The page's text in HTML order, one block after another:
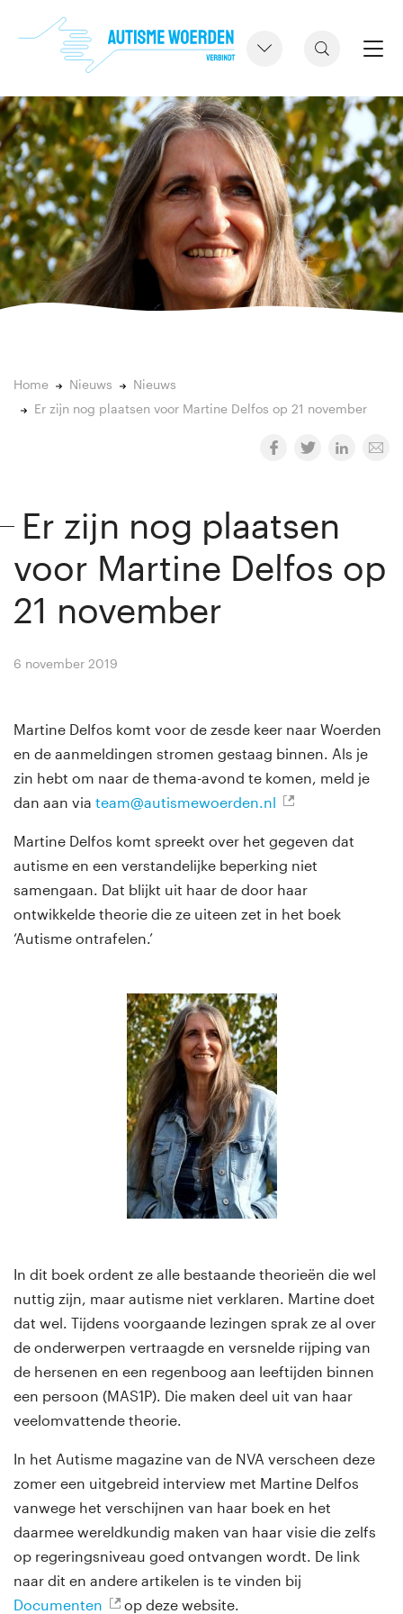
Home Nieuws
Nieuws
Er zijn nog plaatsen voor Martine Delfos op 21 november
Er zijn nog plaatsen
voor Martine Delfos op
21 november
6 november 2019
Martine Delfos komt voor de zesde keer naar Woerden
en de aanmeldingen stromen gestaag binnen. Als je
zin hebt om naar de thema-avond te komen, meld je
dan aan via team@autismewoerden.nl
Martine Delfos komt spreekt over het gegeven dat
autisme en een verstandelijke beperking niet
samengaan. Dat blijkt uit haar de door haar
ontwikkelde theorie die ze uiteen zet in het boek
‘Autisme ontrafelen.’
In dit boek ordent ze alle bestaande theorieën die wel
nuttig zijn, maar autisme niet verklaren. Martine doet
dat wel. Tijdens voorgaande lezingen sprak ze al over
de onderwerpen vertraagde en versnelde rijping van
de hersenen en een regenboog aan leeftijden binnen
een persoon (MAS1P). Die maken deel uit van haar
veelomvattende theorie.
In het Autisme magazine van de NVA verscheen deze
zomer een uitgebreid interview met Martine Delfos
vanwege het verschijnen van haar boek en het
daarmee wereldkundig maken van haar visie die zelfs
op regeringsniveau goed ontvangen wordt. De link
naar dit en andere artikelen is te vinden bij
Documenten
op deze website.